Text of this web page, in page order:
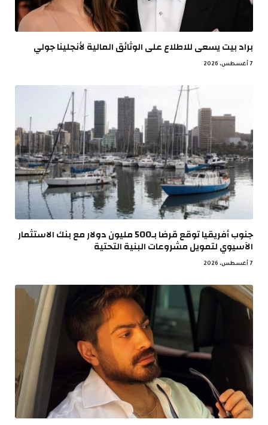
براد بيت يسعى للاطلاع على الوثائق المالية لأنجلينا جولي
7 أغسطس، 2026
جنوب أفريقيا توقع قرضا بـ500 مليون دولار مع بنك الاستثمار
الآسيوي لتمويل مشروعات البنية التحتية
7 أغسطس، 2026